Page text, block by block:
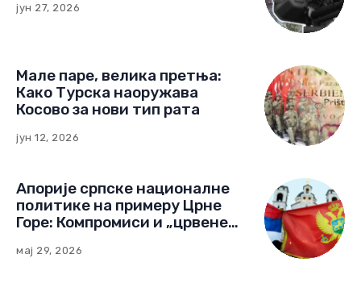
јун 27, 2026
Мале паре, велика претња:
Како Турска наоружава
Косово за нови тип рата
јун 12, 2026
Апорије српске националне
политике на примеру Црне
Горе: Компромиси и „црвене
мај 29, 2026